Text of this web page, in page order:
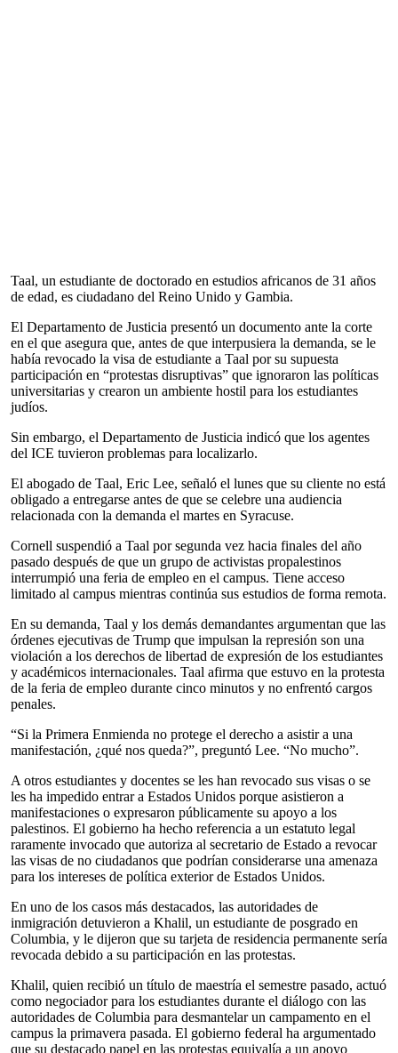
Taal, un estudiante de doctorado en estudios africanos de 31 años
de edad, es ciudadano del Reino Unido y Gambia.
El Departamento de Justicia presentó un documento ante la corte
en el que asegura que, antes de que interpusiera la demanda, se le
había revocado la visa de estudiante a Taal por su supuesta
participación en “protestas disruptivas” que ignoraron las políticas
universitarias y crearon un ambiente hostil para los estudiantes
judíos.
Sin embargo, el Departamento de Justicia indicó que los agentes
del ICE tuvieron problemas para localizarlo.
El abogado de Taal, Eric Lee, señaló el lunes que su cliente no está
obligado a entregarse antes de que se celebre una audiencia
relacionada con la demanda el martes en Syracuse.
Cornell suspendió a Taal por segunda vez hacia finales del año
pasado después de que un grupo de activistas propalestinos
interrumpió una feria de empleo en el campus. Tiene acceso
limitado al campus mientras continúa sus estudios de forma remota.
En su demanda, Taal y los demás demandantes argumentan que las
órdenes ejecutivas de Trump que impulsan la represión son una
violación a los derechos de libertad de expresión de los estudiantes
y académicos internacionales. Taal afirma que estuvo en la protesta
de la feria de empleo durante cinco minutos y no enfrentó cargos
penales.
“Si la Primera Enmienda no protege el derecho a asistir a una
manifestación, ¿qué nos queda?”, preguntó Lee. “No mucho”.
A otros estudiantes y docentes se les han revocado sus visas o se
les ha impedido entrar a Estados Unidos porque asistieron a
manifestaciones o expresaron públicamente su apoyo a los
palestinos. El gobierno ha hecho referencia a un estatuto legal
raramente invocado que autoriza al secretario de Estado a revocar
las visas de no ciudadanos que podrían considerarse una amenaza
para los intereses de política exterior de Estados Unidos.
En uno de los casos más destacados, las autoridades de
inmigración detuvieron a Khalil, un estudiante de posgrado en
Columbia, y le dijeron que su tarjeta de residencia permanente sería
revocada debido a su participación en las protestas.
Khalil, quien recibió un título de maestría el semestre pasado, actuó
como negociador para los estudiantes durante el diálogo con las
autoridades de Columbia para desmantelar un campamento en el
campus la primavera pasada. El gobierno federal ha argumentado
que su destacado papel en las protestas equivalía a un apoyo